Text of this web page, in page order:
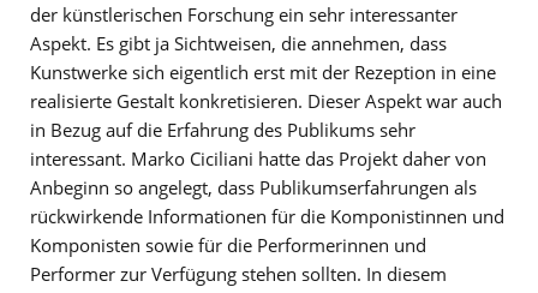
der künstlerischen Forschung ein sehr interessanter
Aspekt. Es gibt ja Sichtweisen, die annehmen, dass
Kunstwerke sich eigentlich erst mit der Rezeption in eine
realisierte Gestalt konkretisieren. Dieser Aspekt war auch
in Bezug auf die Erfahrung des Publikums sehr
interessant. Marko Ciciliani hatte das Projekt daher von
Anbeginn so angelegt, dass Publikumserfahrungen als
rückwirkende Informationen für die Komponistinnen und
Komponisten sowie für die Performerinnen und
Performer zur Verfügung stehen sollten. In diesem